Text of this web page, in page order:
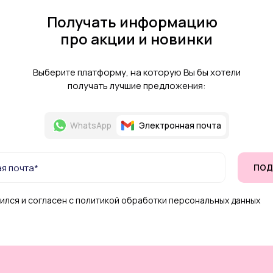
Получать информацию
про акции и новинки
Выберите платформу, на которую Вы бы хотели
получать лучшие предложения:
WhatsApp Электронная почта
и согласен с политикой обработки персональных данных